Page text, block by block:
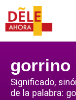
gorrino
Significado,
de la palabra: